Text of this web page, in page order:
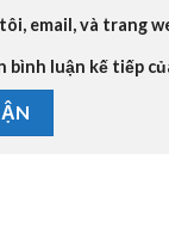
email, và trang
bình luận kế tiếp